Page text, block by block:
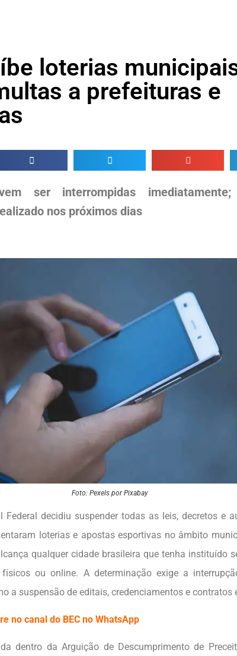
loterias
a prefeituras e
ser interrompidas imediatamente;
nos próximos dias
Foto: Pexels por Pixabay
Federal decidiu suspender todas as leis, decretos e
loterias e apostas esportivas no âmbito
qualquer cidade brasileira que tenha instituído
ou online. A determinação exige a
a suspensão de editais, credenciamentos e contratos
no canal do BEC no WhatsApp
dentro da Arguição de Descumprimento de